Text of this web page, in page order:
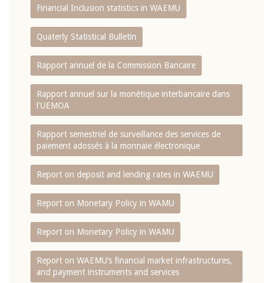
Financial Inclusion statistics in WAEMU
Quaterly Statistical Bulletin
Rapport annuel de la Commission Bancaire
Rapport annuel sur la monétique interbancaire dans
l'UEMOA
Rapport semestriel de surveillance des services de
paiement adossés à la monnaie électronique
Report on deposit and lending rates in WAEMU
Report on Monetary Policy in WAMU
Report on Monetary Policy in WAMU
Report on WAEMU’s financial market infrastructures,
and payment instruments and services